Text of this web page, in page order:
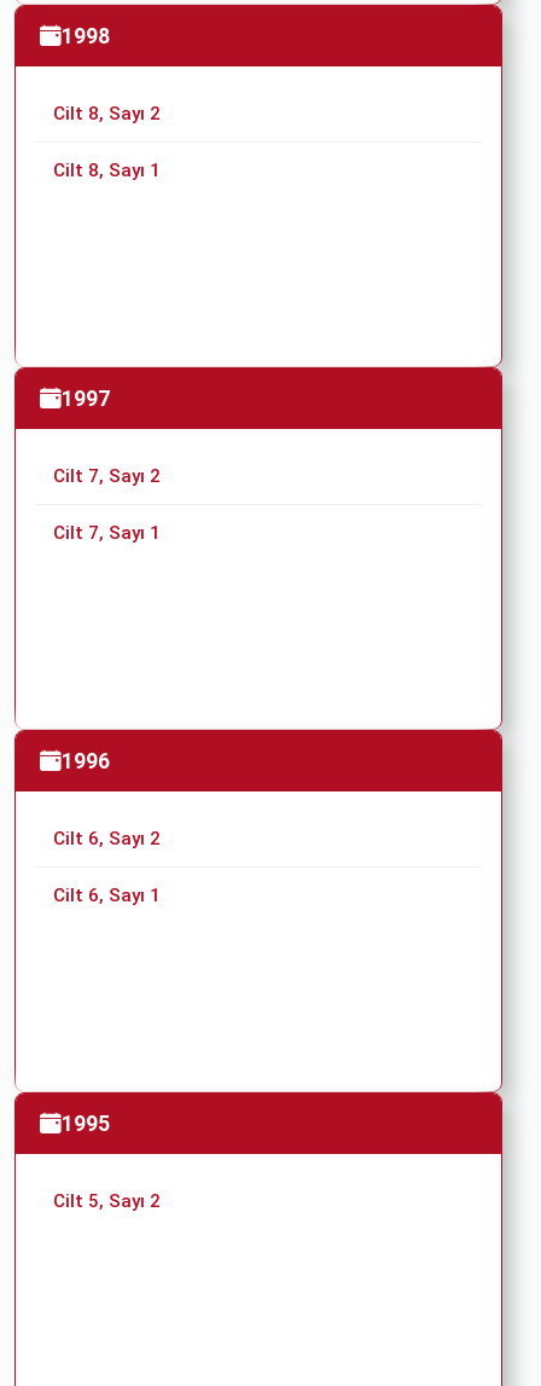
1998
Cilt 8, Sayı 2
Cilt 8, Sayı 1
1997
Cilt 7, Sayı 2
Cilt 7, Sayı 1
1996
Cilt 6, Sayı 2
Cilt 6, Sayı 1
1995
Cilt 5, Sayı 2